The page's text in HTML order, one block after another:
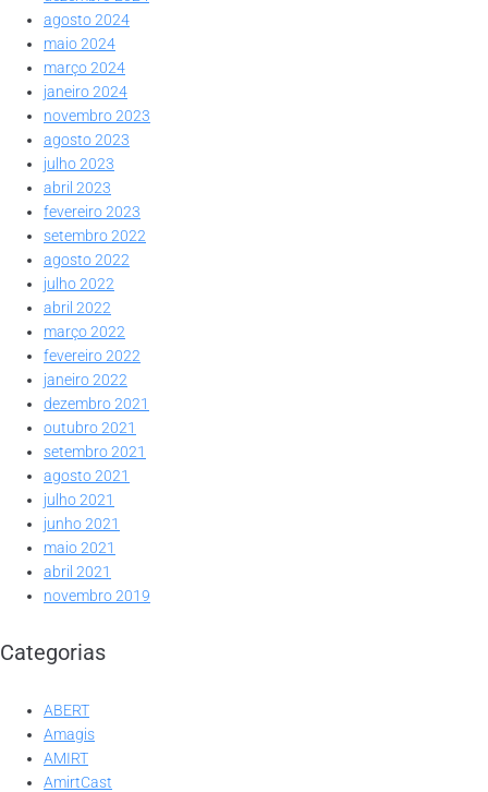
agosto 2024
maio 2024
março 2024
janeiro 2024
novembro 2023
agosto 2023
julho 2023
abril 2023
fevereiro 2023
setembro 2022
agosto 2022
julho 2022
abril 2022
março 2022
fevereiro 2022
janeiro 2022
dezembro 2021
outubro 2021
setembro 2021
agosto 2021
julho 2021
junho 2021
maio 2021
abril 2021
novembro 2019
Categorias
ABERT
Amagis
AMIRT
AmirtCast